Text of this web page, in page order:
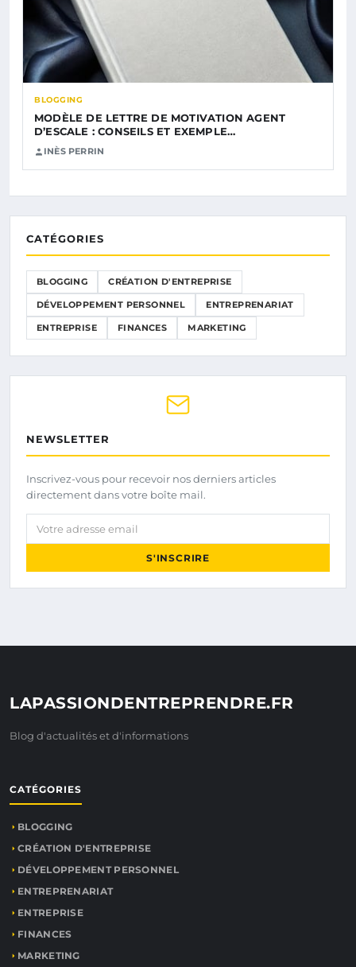
BLOGGING
MODÈLE DE LETTRE DE MOTIVATION AGENT
D’ESCALE : CONSEILS ET EXEMPLE…
INÈS PERRIN
CATÉGORIES
BLOGGING CRÉATION D'ENTREPRISE
DÉVELOPPEMENT PERSONNEL ENTREPRENARIAT
ENTREPRISE FINANCES MARKETING
NEWSLETTER
Inscrivez-vous pour recevoir nos derniers articles
directement dans votre boîte mail.
Votre adresse email
S'INSCRIRE
LAPASSIONDENTREPRENDRE.FR
Blog d'actualités et d'informations
CATÉGORIES
BLOGGING
CRÉATION D'ENTREPRISE
DÉVELOPPEMENT PERSONNEL
ENTREPRENARIAT
ENTREPRISE
FINANCES
MARKETING